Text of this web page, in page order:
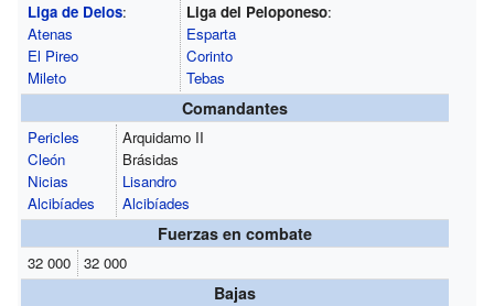
Liga de Delos:
Atenas
El Pireo
Mileto
Liga del Peloponeso:
Esparta
Corinto
Tebas
Comandantes
Pericles
Cleón
Nicias
Alcibíades
Arquidamo II
Brásidas
Lisandro
Alcibíades
Fuerzas en combate
32 000 32 000
Bajas